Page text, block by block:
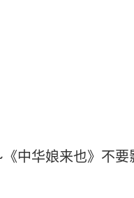
中华娘来也》不要